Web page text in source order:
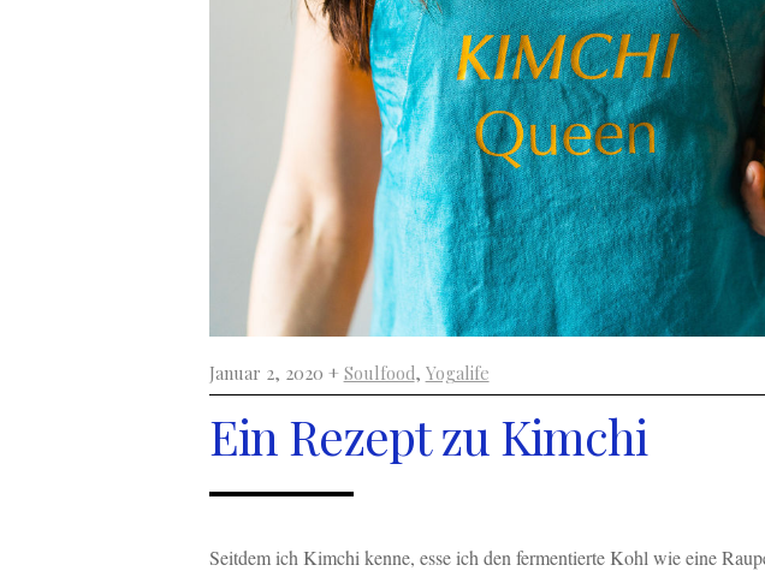
Januar 2, 2020 + Soulfood, Yogalife
Ein Rezept zu Kimchi
Seitdem ich Kimchi kenne, esse ich den fermentierte Kohl wie eine